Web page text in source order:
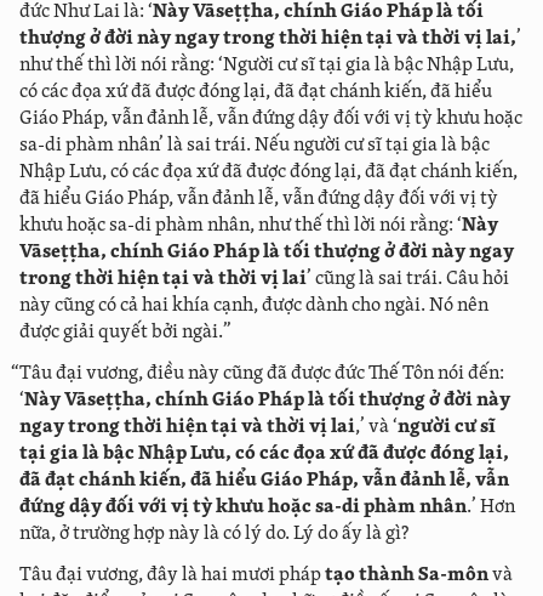
đức Như Lai là: ‘Này Vāseṭṭha, chính Giáo Pháp là tối
thượng ở đời này ngay trong thời hiện tại và thời vị lai,’
như thế thì lời nói rằng: ‘Người cư sĩ tại gia là bậc Nhập Lưu,
có các đọa xứ đã được đóng lại, đã đạt chánh kiến, đã hiểu
Giáo Pháp, vẫn đảnh lễ, vẫn đứng dậy đối với vị tỳ khưu hoặc
sa-di phàm nhân’ là sai trái. Nếu người cư sĩ tại gia là bậc
Nhập Lưu, có các đọa xứ đã được đóng lại, đã đạt chánh kiến,
đã hiểu Giáo Pháp, vẫn đảnh lễ, vẫn đứng dậy đối với vị tỳ
khưu hoặc sa-di phàm nhân, như thế thì lời nói rằng: ‘Này
Vāseṭṭha, chính Giáo Pháp là tối thượng ở đời này ngay
trong thời hiện tại và thời vị lai’ cũng là sai trái. Câu hỏi
này cũng có cả hai khía cạnh, được dành cho ngài. Nó nên
được giải quyết bởi ngài.”
“Tâu đại vương, điều này cũng đã được đức Thế Tôn nói đến:
‘Này Vāseṭṭha, chính Giáo Pháp là tối thượng ở đời này
ngay trong thời hiện tại và thời vị lai,’ và ‘người cư sĩ
tại gia là bậc Nhập Lưu, có các đọa xứ đã được đóng lại,
đã đạt chánh kiến, đã hiểu Giáo Pháp, vẫn đảnh lễ, vẫn
đứng dậy đối với vị tỳ khưu hoặc sa-di phàm nhân.’ Hơn
nữa, ở trường hợp này là có lý do. Lý do ấy là gì?
Tâu đại vương, đây là hai mươi pháptạo thành Sa-mônvà